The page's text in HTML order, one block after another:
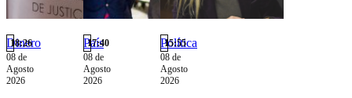
Dinero
18:26
08 de
Agosto
2026
País
17:40
08 de
Agosto
2026
Política
15:55
08 de
Agosto
2026